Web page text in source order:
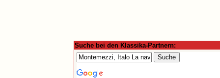
Suche bei den Klassika-Partnern: